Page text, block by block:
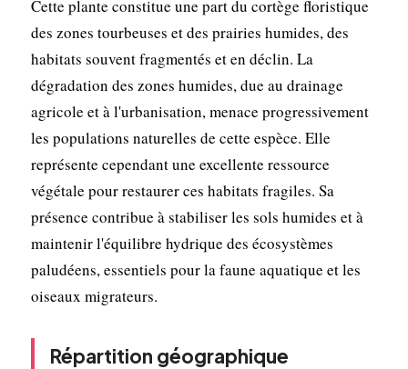
Cette plante constitue une part du cortège floristique
des zones tourbeuses et des prairies humides, des
habitats souvent fragmentés et en déclin. La
dégradation des zones humides, due au drainage
agricole et à l'urbanisation, menace progressivement
les populations naturelles de cette espèce. Elle
représente cependant une excellente ressource
végétale pour restaurer ces habitats fragiles. Sa
présence contribue à stabiliser les sols humides et à
maintenir l'équilibre hydrique des écosystèmes
paludéens, essentiels pour la faune aquatique et les
oiseaux migrateurs.
Répartition géographique